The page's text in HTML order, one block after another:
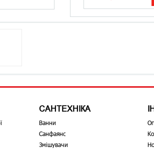
САНТЕХНІКА
Ванни
Санфаянс
Змішувачи